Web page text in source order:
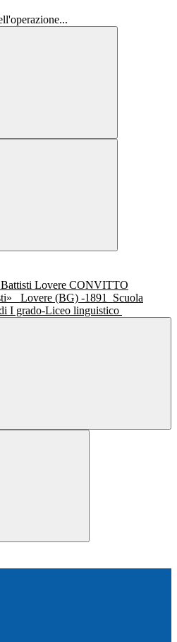
CONVITTO
Lovere (BG) -1891
Scuola
I grado-Liceo linguistico